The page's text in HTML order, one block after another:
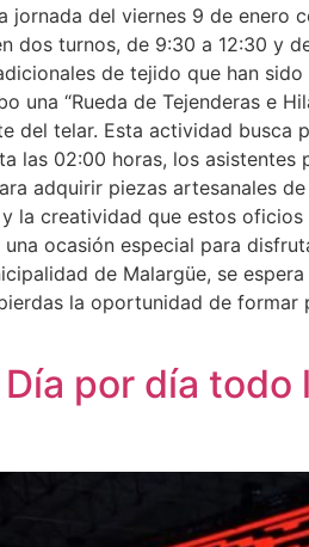
del viernes 9 de enero
turnos, de 9:30 a 12:30 y
de tejido que han
una “Rueda de Tejenderas e
del telar. Esta actividad
las 02:00 horas, los
adquirir piezas artesanales
la creatividad que estos
ocasión especial para
de Malargüe, se
la oportunidad de
por día